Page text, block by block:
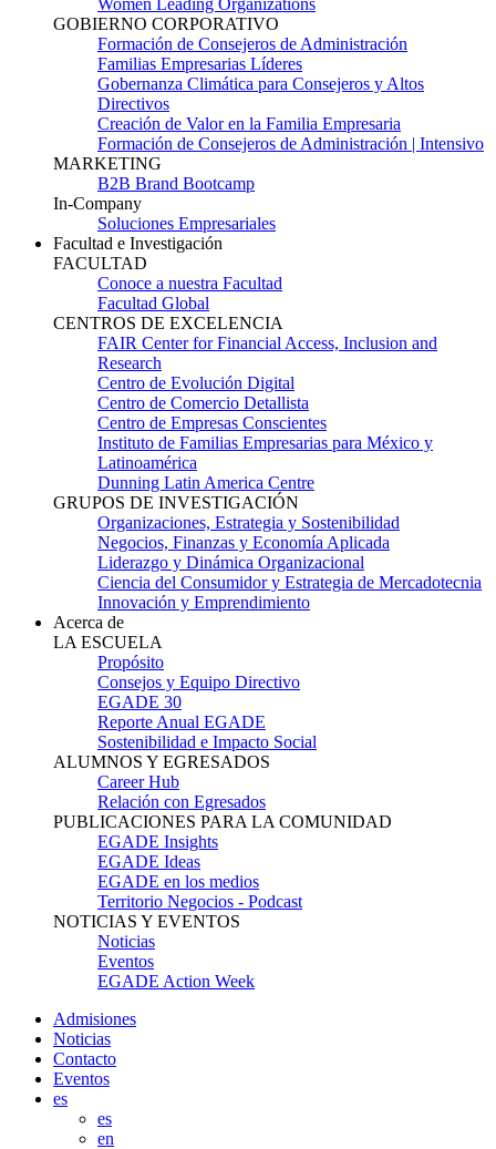
Women Leading Organizations
GOBIERNO CORPORATIVO
Formación de Consejeros de Administración
Familias Empresarias Líderes
Gobernanza Climática para Consejeros y Altos
Directivos
Creación de Valor en la Familia Empresaria
Formación de Consejeros de Administración | Intensivo
MARKETING
B2B Brand Bootcamp
In-Company
Soluciones Empresariales
Facultad e Investigación
FACULTAD
Conoce a nuestra Facultad
Facultad Global
CENTROS DE EXCELENCIA
FAIR Center for Financial Access, Inclusion and
Research
Centro de Evolución Digital
Centro de Comercio Detallista
Centro de Empresas Conscientes
Instituto de Familias Empresarias para México y
Latinoamérica
Dunning Latin America Centre
GRUPOS DE INVESTIGACIÓN
Organizaciones, Estrategia y Sostenibilidad
Negocios, Finanzas y Economía Aplicada
Liderazgo y Dinámica Organizacional
Ciencia del Consumidor y Estrategia de Mercadotecnia
Innovación y Emprendimiento
Acerca de
LA ESCUELA
Propósito
Consejos y Equipo Directivo
EGADE 30
Reporte Anual EGADE
Sostenibilidad e Impacto Social
ALUMNOS Y EGRESADOS
Career Hub
Relación con Egresados
PUBLICACIONES PARA LA COMUNIDAD
EGADE Insights
EGADE Ideas
EGADE en los medios
Territorio Negocios - Podcast
NOTICIAS Y EVENTOS
Noticias
Eventos
EGADE Action Week
Admisiones
Noticias
Contacto
Eventos
es
es
en